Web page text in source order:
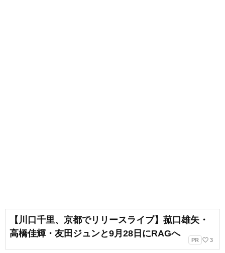
【川口千里、京都でリリースライブ】菰口雄矢・
高橋佳輝・友田ジュンと9月28日にRAGへ
PR favorite_border 3